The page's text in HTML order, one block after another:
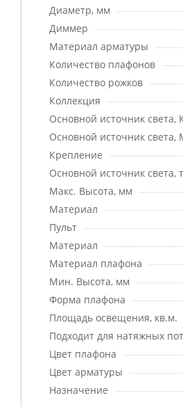
Диаметр, мм
Диммер
Материал арматуры
Количество плафонов
Количество рожков
Коллекция
Основной источник
Основной источник
Крепление
Основной источник света,
Макс. Высота, мм
Материал
Пульт
Материал
Материал плафона
Мин. Высота, мм
Форма плафона
Площадь освещения, кв.м.
Подходит для натяжных
Цвет плафона
Цвет арматуры
Назначение